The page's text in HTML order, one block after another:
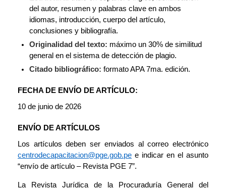
del autor, resumen y palabras clave en ambos
idiomas, introducción, cuerpo del artículo,
conclusiones y bibliografía.
Originalidad del texto: máximo un 30% de similitud
general en el sistema de detección de plagio.
Citado bibliográfico: formato APA 7ma. edición.
FECHA DE ENVÍO DE ARTÍCULO:
10 de junio de 2026
ENVÍO DE ARTÍCULOS
Los artículos deben ser enviados al correo electrónico
centrodecapacitacion@pge.gob.pe e indicar en el asunto
“envío de artículo – Revista PGE 7”.
La Revista Jurídica de la Procuraduría General del